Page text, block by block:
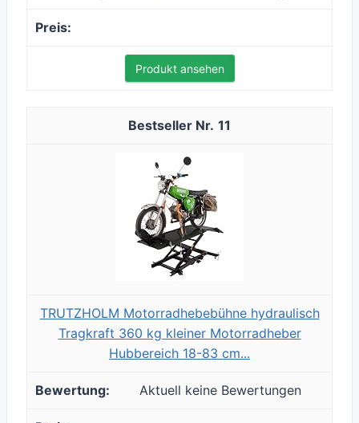
Produkt ansehen
11
TRUTZHOLM Motorradhebebühne hydraulisch
Tragkraft 360 kg kleiner Motorradheber
Hubbereich 18-83 cm...
Aktuell keine Bewertungen